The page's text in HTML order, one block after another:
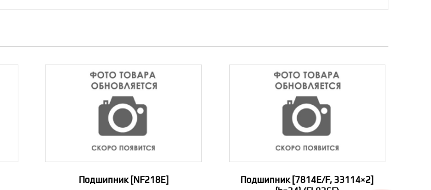
Подшипник [NF218E]
Подшипник [7814E/F, 33114×2]